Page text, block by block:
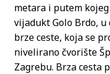
metara i putem
vijadukt Golo Brdo,
brze ceste, koja se
nivelirano čvorište
Zagrebu. Brza cesta